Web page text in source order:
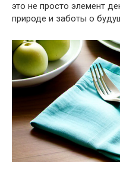
это не просто элемент
природе и заботы о